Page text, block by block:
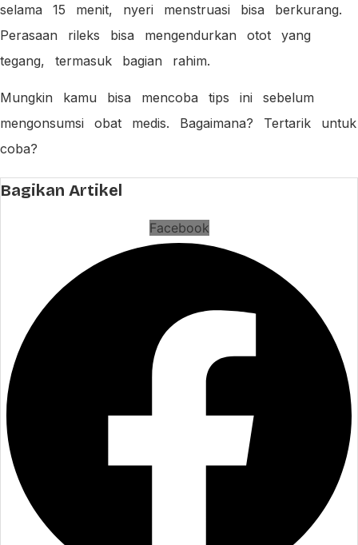
selama 15 menit, nyeri menstruasi bisa berkurang.
Perasaan rileks bisa mengendurkan otot yang
tegang, termasuk bagian rahim.
Mungkin kamu bisa mencoba tips ini sebelum
mengonsumsi obat medis. Bagaimana? Tertarik untuk
coba?
Bagikan Artikel
Facebook